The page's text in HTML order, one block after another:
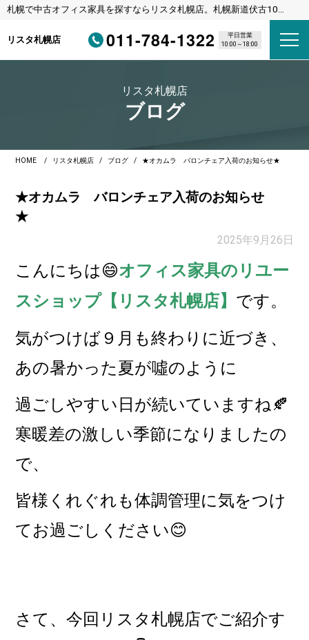
札幌で中古オフィス家具を探すならリスタ札幌店。札幌新道伏古10
リスタ札幌店
011-784-1322
平日営業
10:00～18:00
リスタ札幌店
ブログ
HOME リスタ札幌店 ブログ ★オカムラ バロンチェア入荷のお知らせ★
★オカムラ バロンチェア入荷のお知らせ
★
2025年9月26日
こんに ちは😄オフィス家具のリユー
スショップ【リスタ札幌店】 です。
気がつけば９月も終わりに近づき、
あの暑かった夏が噓のように
過ごしやすい日が続いていますね🍂
寒暖差の激しい季節になりましたの
で、
皆様くれぐれも体調管理に気をつけ
てお過ごしください😊
さて、今回リスタ札幌店でご紹介す